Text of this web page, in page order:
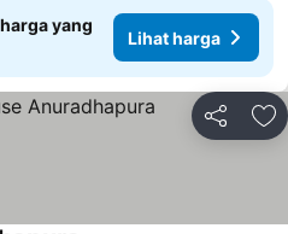
yang
Lihat harga
Bagikan